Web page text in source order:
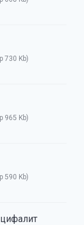
730 Kb)
965 Kb)
590 Kb)